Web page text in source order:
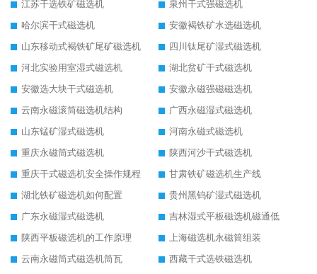
江苏干选铁矿磁选机
泉州干式强磁选机
哈尔滨干式磁选机
安徽褐铁矿水选磁选机
山东移动式褐铁矿尾矿磁选机
四川钛尾矿湿式磁选机
河北实验用室湿式磁选机
湖北贫矿干式磁选机
安徽选大块干式磁选机
安徽永磁强磁磁选机
云南永磁滚筒磁选机结构
广西永磁湿式磁选机
山东锰矿湿式磁选机
河南永磁式磁选机
重庆永磁筒式磁选机
陕西河沙干式磁选机
重庆干式磁选机安全操作规程
甘肃铁矿磁选机生产线
湖北铁矿磁选机如何配置
贵州黑钨矿湿式磁选机
广东永磁湿式磁选机
吉林湿式平板磁选机磁通低
陕西平板磁选机的工作原理
上海磁选机永磁筒组装
云南永磁筒式磁选机筒瓦
西藏干式选铁磁选机